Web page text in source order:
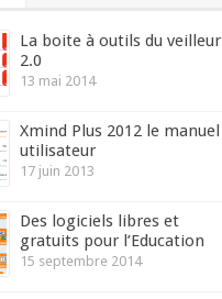
Mots-clés
La boite à outils du veilleur
2.0
13 mai 2014
Xmind Plus 2012 le manuel
utilisateur
17 juin 2013
Des logiciels libres et
gratuits pour l’Education
15 septembre 2014